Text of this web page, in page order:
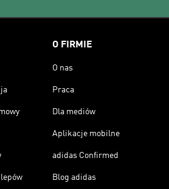
O FIRMIE
O nas
Praca
Dla mediów
Aplikacje mobilne
adidas Confirmed
Blog adidas